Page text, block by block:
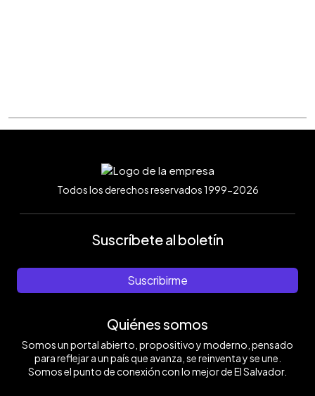
Todos los derechos reservados 1999-2026
Suscríbete al boletín
Suscribirme
Quiénes somos
Somos un portal abierto, propositivo y moderno, pensado
para reflejar a un país que avanza, se reinventa y se une.
Somos el punto de conexión con lo mejor de El Salvador.